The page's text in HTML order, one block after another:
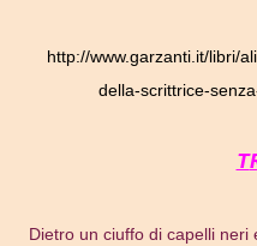
http://www.garzanti.it/libri/alice-basso-limprevedibile-piano-
della-scrittrice-
Dietro un ciuffo di capelli neri